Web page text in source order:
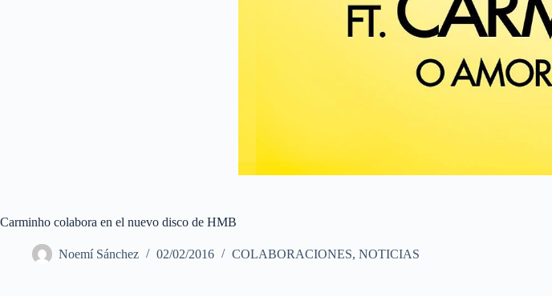
Carminho colabora en el nuevo disco de HMB
Noemí Sánchez 02/02/2016 COLABORACIONES, NOTICIAS